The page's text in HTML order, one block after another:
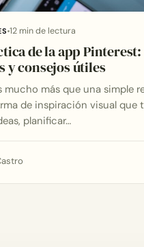
12 min de lectura
de la app Pinterest:
y consejos útiles
mucho más que una simple
de inspiración visual que
planificar…